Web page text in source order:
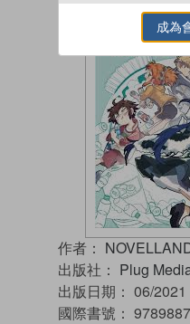
作者：
出版社： Plug
出版日期： 06/2021
國際書號：
成為